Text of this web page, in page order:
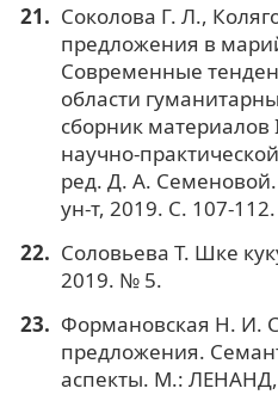
Соколова Г. Л.,
предложения в
Современные
области
сборник
научно-
ред. Д. А.
ун-т, 2019. С. 107-112.
Соловьева Т. Шке
2019. № 5.
Формановская Н. И.
предложения.
аспекты. М.: ЛЕНАНД,